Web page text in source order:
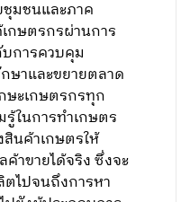
มชนและภาค
กษตรกรผ่านการ
การควบคุม
าและขยายตลาด
ษะเกษตรกรทุก
ในการทำเกษตร
นค้าเกษตรให้
าขายได้จริง ซึ่งจะ
ไปจนถึงการหา